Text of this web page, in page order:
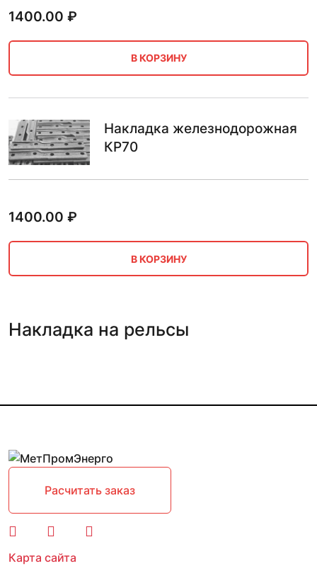
1400.00 ₽
В КОРЗИНУ
Накладка железнодорожная
КР70
1400.00 ₽
В КОРЗИНУ
Накладка на рельсы
Расчитать заказ
Карта сайта